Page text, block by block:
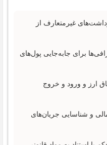
غیرمتعارف از
برای جابه‌جایی پول‌های
ارز و ورود و خروج
و شناسایی جریان‌های